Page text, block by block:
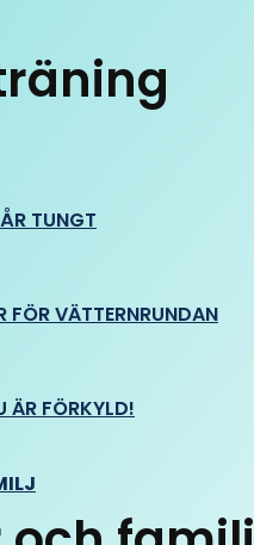
TUNGT
FÖR VÄTTERNRUNDAN
ÄR FÖRKYLD!